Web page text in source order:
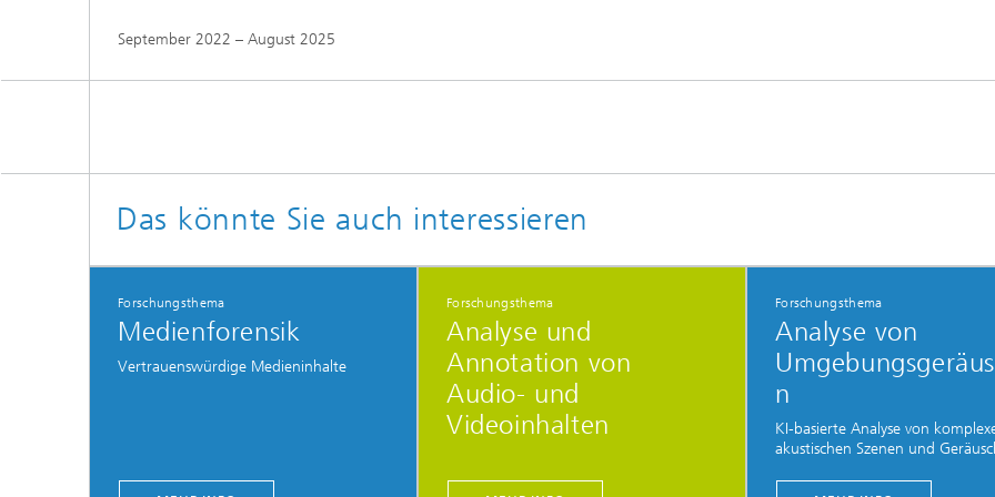
September 2022 – August 2025
Das könnte Sie auch interessieren
Forschungsthema
Medienforensik
Vertrauenswürdige Medieninhalte
Forschungsthema
Analyse und
Annotation von
Audio- und
Videoinhalten
Forschungsthema
Analyse von
n
KI-basierte Analyse von
akustischen Szenen und